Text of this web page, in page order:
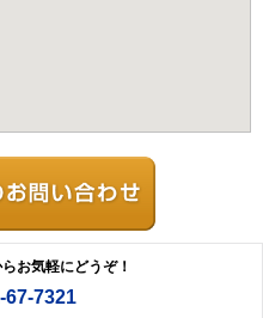
お気軽にどうぞ！
67-7321